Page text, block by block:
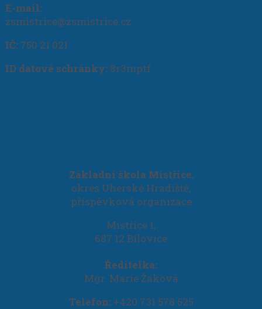
E-mail:
zsmistrice@zsmistrice.cz
IČ: 750 21 021
ID datové schránky: 8r3mptf
Základní škola Mistřice,
okres Uherské Hradiště,
příspěvková organizace
Mistřice 1,
687 12 Bílovice
Ředitelka:
Mgr. Marie Žáková
Telefon: +420 731 578 525